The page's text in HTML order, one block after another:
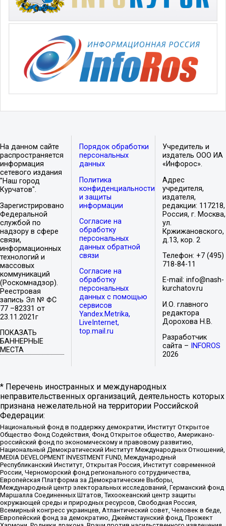
На данном сайте
распространяется
информация
сетевого издания
"Наш город
Курчатов".
Зарегистрировано
Федеральной
службой по
надзору в сфере
связи,
информационных
технологий и
массовых
коммуникаций
(Роскомнадзор).
Реестровая
запись Эл № ФС
77 –82331 от
23.11.2021г
ПОКАЗАТЬ
БАННЕРНЫЕ
МЕСТА
Порядок обработки
персональных
данных
Политика
конфиденциальности
и защиты
информации
Согласие на
обработку
персональных
данных обратной
связи
Согласие на
обработку
персональных
данных с помощью
сервисов
Yandex.Metrika,
LiveInternet,
top.mail.ru
Учредитель и
издатель ООО ИА
«Инфорос».
Адрес
учредителя,
издателя,
редакции: 117218,
Россия, г. Москва,
ул.
Кржижановского,
д.13, кор. 2
Телефон: +7 (495)
718-84-11
E-mail: info@nash-
kurchatov.ru
И.О. главного
редактора
Дорохова Н.В.
Разработчик
сайта –
INFOROS
2026
* Перечень иностранных и международных
неправительственных организаций, деятельность которых
признана нежелательной на территории Российской
Федерации:
Национальный фонд в поддержку демократии, Институт Открытое
Общество Фонд Содействия, Фонд Открытое общество, Американо-
российский фонд по экономическому и правовому развитию,
Национальный Демократический Институт Международных Отношений,
MEDIA DEVELOPMENT INVESTMENT FUND, Международный
Республиканский Институт, Открытая Россия, Институт современной
России, Черноморский фонд регионального сотрудничества,
Европейская Платформа за Демократические Выборы,
Международный центр электоральных исследований, Германский фонд
Маршалла Соединенных Штатов, Тихоокеанский центр защиты
окружающей среды и природных ресурсов, Свободная Россия,
Всемирный конгресс украинцев, Атлантический совет, Человек в беде,
Европейский фонд за демократию, Джеймстаунский фонд, Прожект